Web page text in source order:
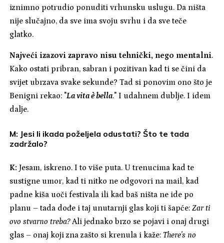
iznimno potrudio ponuditi vrhunsku uslugu. Da ništa
nije slučajno, da sve ima svoju svrhu i da sve teče
glatko.
Najveći izazovi zapravo nisu tehnički, nego mentalni.
Kako ostati pribran, sabran i pozitivan kad ti se čini da
svijet ubrzava svake sekunde? Tad si ponovim ono što je
Benigni rekao: "La vita è bella." I udahnem dublje. I idem
dalje.
M: Jesi li ikada poželjela odustati? Što te tada
zadržalo?
K: Jesam, iskreno. I to više puta. U trenucima kad te
sustigne umor, kad ti nitko ne odgovori na mail, kad
padne kiša uoči festivala ili kad baš ništa ne ide po
planu – tada dođe i taj unutarnji glas koji ti šapće:Zar ti
ovo stvarno treba?Ali jednako brzo se pojavi i onaj drugi
glas – onaj koji zna zašto si krenula i kaže: There's no